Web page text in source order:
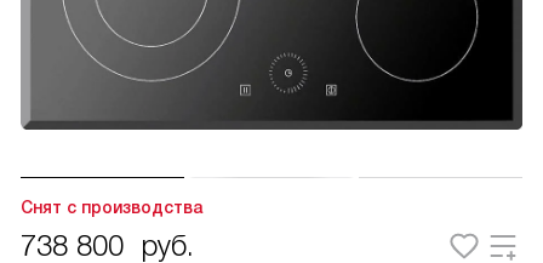
Снят с производства
738 800 руб.